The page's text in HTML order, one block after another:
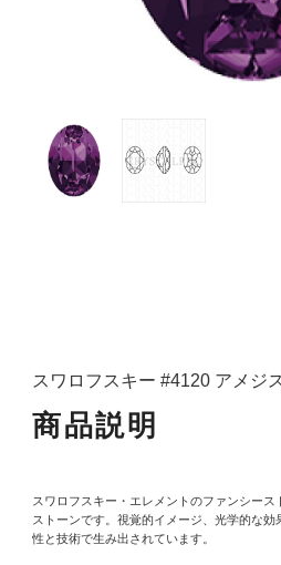
スワロフスキー #4120 アメジ
商品説明
スワロフスキー・エレメントのファンシー
ストーンです。視覚的イメージ、光学的な
性と技術で生み出されています。